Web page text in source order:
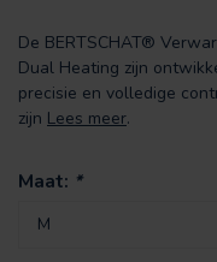
De BERTSCHAT®
Dual Heating zijn
precisie en volledige
zijn Lees meer.
Maat: *